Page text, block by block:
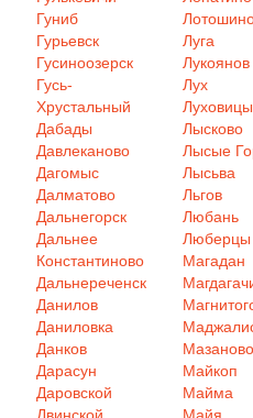
Гуниб
Гурьевск
Гусиноозерск
Гусь-
Хрустальный
Дабады
Давлеканово
Дагомыс
Далматово
Дальнегорск
Дальнее
Константиново
Дальнереченск
Данилов
Даниловка
Данков
Дарасун
Даровской
Луга
Лукоянов
Лух
Луховицы
Лысково
Лысые
Лысьва
Льгов
Любань
Люберцы
Магадан
Мазаново
Майкоп
Майма